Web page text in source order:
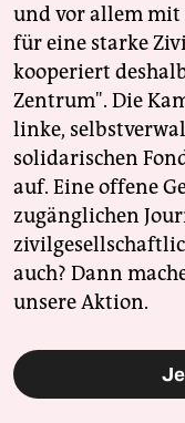
und vor allem mit
für eine starke
kooperiert
Zentrum". Die
linke,
solidarischen
auf. Eine offene
zugänglichen
auch? Dann
unsere Aktion.